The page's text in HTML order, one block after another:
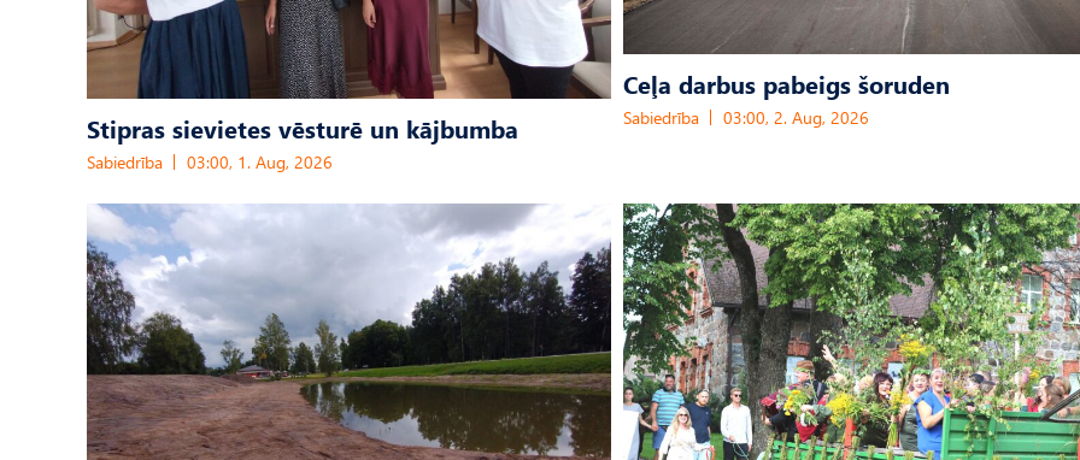
Stipras sievietes vēsturē un kājbumba
Sabiedrība 03:00, 1. Aug, 2026
Ceļa darbus pabeigs šoruden
Sabiedrība 03:00, 2. Aug, 2026